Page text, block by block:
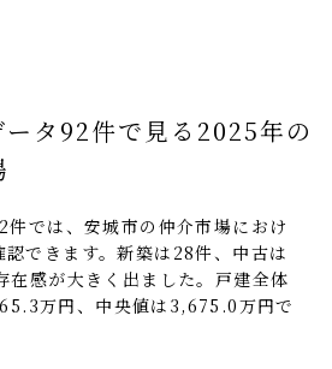
ータ92件で見る2025年の
件では、安城市の仲介市場におけ
できます。新築は28件、中古は
在感が大きく出ました。戸建全体
万円、中央値は3,675.0万円で